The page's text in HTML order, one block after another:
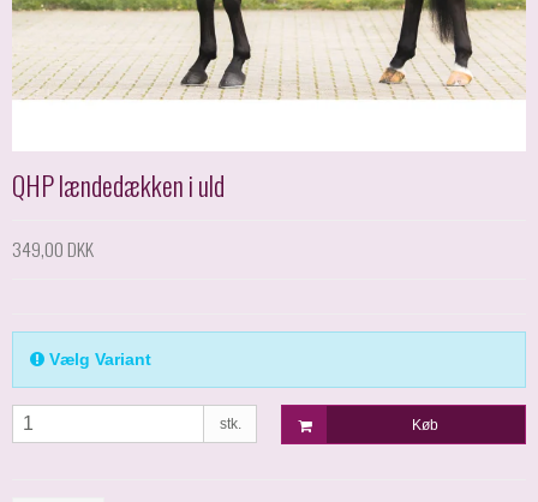
QHP lændedækken i uld
349,00 DKK
Vælg Variant
stk. Køb